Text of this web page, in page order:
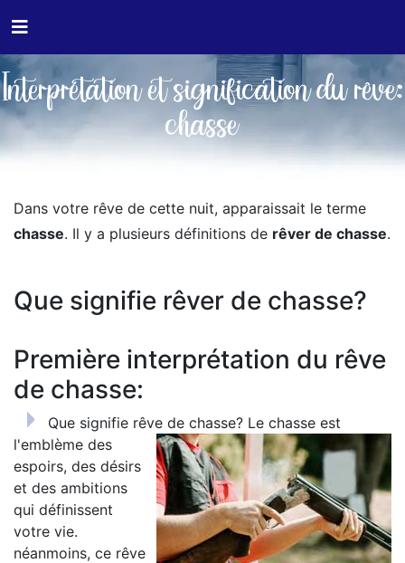
Interprétation et signification du rêve:
chasse
Dans votre rêve de cette nuit, apparaissait le terme
chasse. Il y a plusieurs définitions de rêver de chasse.
Que signifie rêver de chasse?
Première interprétation du rêve
de chasse:
Que signifie rêve de chasse? Le chasse est
l'emblème des
espoirs, des désirs
et des ambitions
qui définissent
votre vie.
néanmoins, ce rêve